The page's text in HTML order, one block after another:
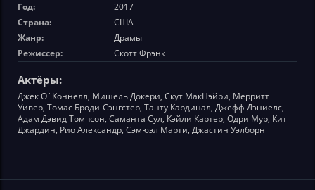
Год:
2017
Страна:
США
Жанр:
Драмы
Режиссер:
Скотт Фрэнк
Актёры:
Джек О`Коннелл, Мишель Докери, Скут МакНэйри, Мерритт
Уивер, Томас Броди-Сэнгстер, Танту Кардинал, Джефф Дэниелс,
Адам Дэвид Томпсон, Саманта Сул, Кэйли Картер, Одри Мур, Кит
Джардин, Рио Александр, Сэмюэл Марти, Джастин Уэлборн